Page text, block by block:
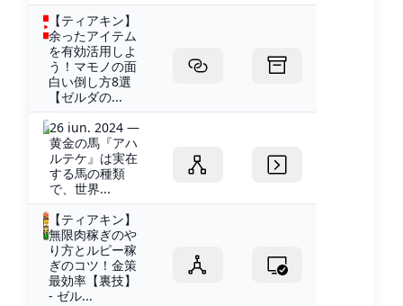
【ティアキン】
余ったアイテム
を有効活用しよ
う！マモノの面
白い倒し方8選
【ゼルダの...
26 iun. 2024 —
黄金の馬『アハ
ルテケ』は実在
する馬の種類
で、世界...
【ティアキン】
無限肉稼ぎのや
り方とルピー稼
ぎのコツ！金策
最効率【裏技】
- ゼル...